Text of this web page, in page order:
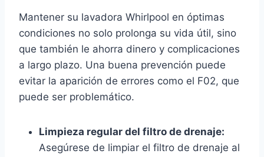
Mantener su lavadora Whirlpool en óptimas
condiciones no solo prolonga su vida útil, sino
que también le ahorra dinero y complicaciones
a largo plazo. Una buena prevención puede
evitar la aparición de errores como el F02, que
puede ser problemático.
Limpieza regular del filtro de drenaje:
Asegúrese de limpiar el filtro de drenaje al